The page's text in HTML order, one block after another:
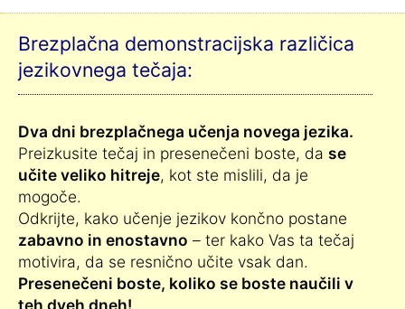
Brezplačna demonstracijska različica
jezikovnega tečaja:
Dva dni brezplačnega učenja novega jezika.
Preizkusite tečaj in presenečeni boste, da se
učite veliko hitreje, kot ste mislili, da je
mogoče.
Odkrijte, kako učenje jezikov končno postane
zabavno in enostavno – ter kako Vas ta tečaj
motivira, da se resnično učite vsak dan.
Presenečeni boste, koliko se boste naučili v
teh dveh dneh!